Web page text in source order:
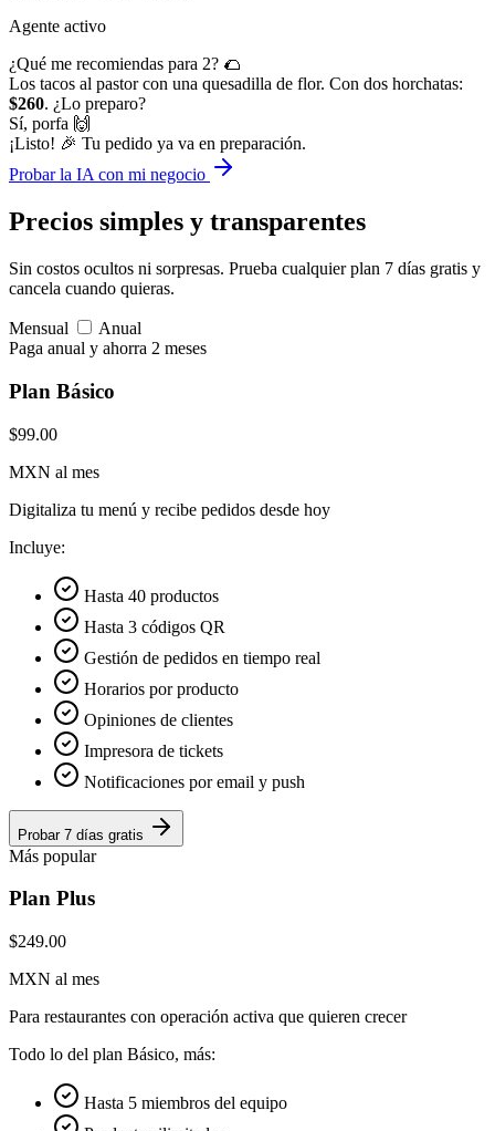
Agente activo
¿Qué me recomiendas para 2? 🌮
Los tacos al pastor con una quesadilla de flor. Con dos horchatas:
$260. ¿Lo preparo?
Sí, porfa 🙌
¡Listo! 🎉 Tu pedido ya va en preparación.
Probar la IA con mi negocio
Precios simples y transparentes
Sin costos ocultos ni sorpresas. Prueba cualquier plan 7 días gratis y
cancela cuando quieras.
Mensual
Anual
Paga anual y ahorra 2 meses
Plan Básico
$99.00
MXN al mes
Digitaliza tu menú y recibe pedidos desde hoy
Incluye:
Hasta 40 productos
Hasta 3 códigos QR
Gestión de pedidos en tiempo real
Horarios por producto
Opiniones de clientes
Impresora de tickets
Notificaciones por email y push
Probar 7 días gratis
Más popular
Plan Plus
$249.00
MXN al mes
Para restaurantes con operación activa que quieren crecer
Todo lo del plan Básico, más:
Hasta 5 miembros del equipo